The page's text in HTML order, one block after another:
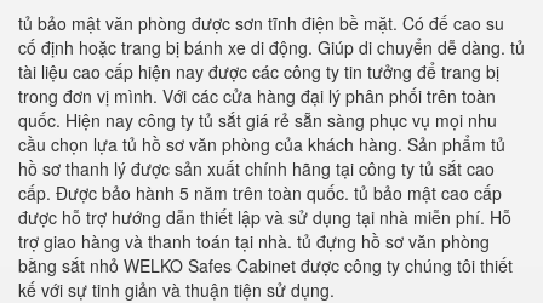
tủ bảo mật văn phòng được sơn tĩnh điện bề mặt. Có đế cao su
cố định hoặc trang bị bánh xe di động. Giúp di chuyển dễ dàng. tủ
tài liệu cao cấp hiện nay được các công ty tin tưởng để trang bị
trong đơn vị mình. Với các cửa hàng đại lý phân phối trên toàn
quốc. Hiện nay công ty tủ sắt giá rẻ sẵn sàng phục vụ mọi nhu
cầu chọn lựa tủ hồ sơ văn phòng của khách hàng. Sản phẩm tủ
hồ sơ thanh lý được sản xuất chính hãng tại công ty tủ sắt cao
cấp. Được bảo hành 5 năm trên toàn quốc. tủ bảo mật cao cấp
được hỗ trợ hướng dẫn thiết lập và sử dụng tại nhà miễn phí. Hỗ
trợ giao hàng và thanh toán tại nhà. tủ đựng hồ sơ văn phòng
bằng sắt nhỏ WELKO Safes Cabinet được công ty chúng tôi thiết
kế với sự tinh giản và thuận tiện sử dụng.